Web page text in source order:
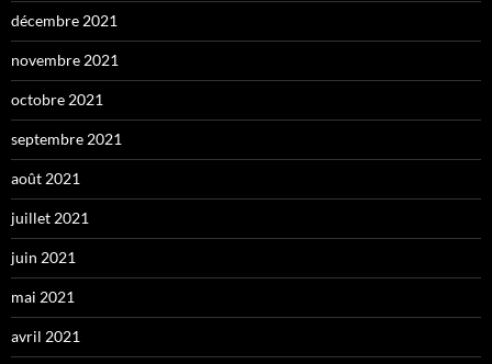
décembre 2021
novembre 2021
octobre 2021
septembre 2021
août 2021
juillet 2021
juin 2021
mai 2021
avril 2021